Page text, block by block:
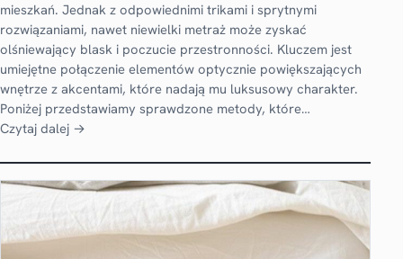
mieszkań. Jednak z odpowiednimi trikami i sprytnymi
rozwiązaniami, nawet niewielki metraż może zyskać
olśniewający blask i poczucie przestronności. Kluczem jest
umiejętne połączenie elementów optycznie powiększających
wnętrze z akcentami, które nadają mu luksusowy charakter.
Poniżej przedstawiamy sprawdzone metody, które…
Czytaj dalej →